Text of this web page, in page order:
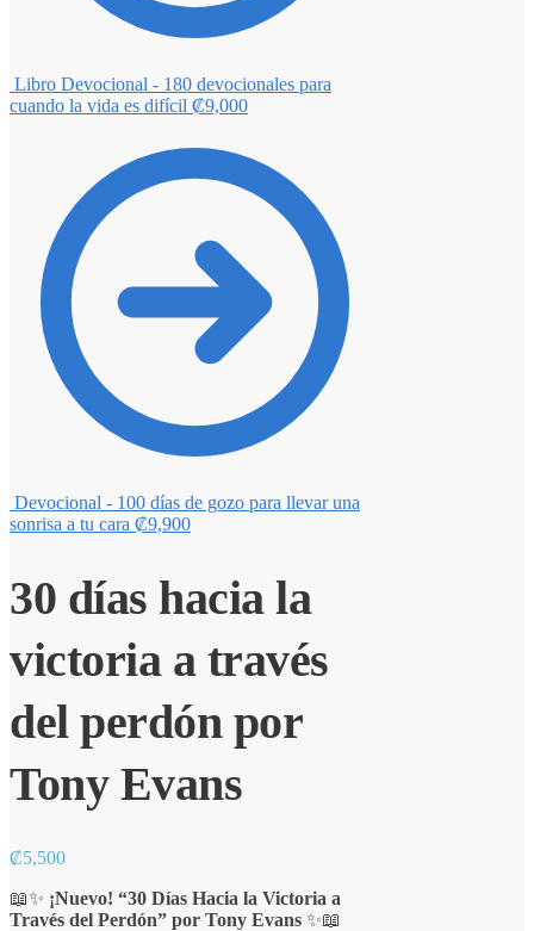
Libro Devocional - 180 devocionales para
cuando la vida es difícil ₡9,000
Devocional - 100 días de gozo para llevar una
sonrisa a tu cara ₡9,900
30 días hacia la
victoria a través
del perdón por
Tony Evans
₡5,500
📖✨ ¡Nuevo! “30 Días Hacia la Victoria a
Través del Perdón” por Tony Evans ✨📖